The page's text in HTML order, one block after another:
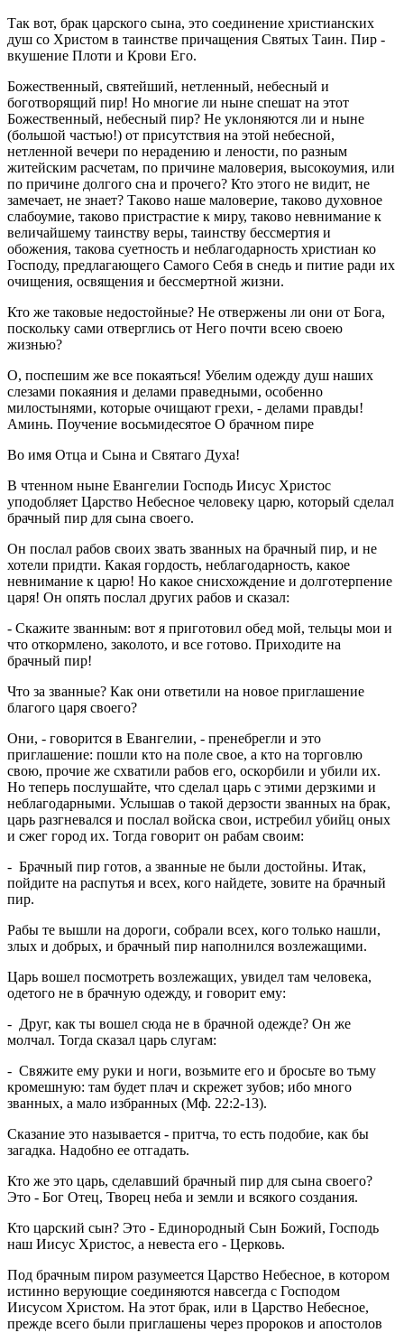
Так вот, брак царского сына, это соединение христианских
душ со Христом в таинстве причащения Святых Таин. Пир -
вкушение Плоти и Крови Его.
Божественный, святейший, нетленный, небесный и
боготворящий пир! Но многие ли ныне спешат на этот
Божественный, небесный пир? Не уклоняются ли и ныне
(большой частью!) от присутствия на этой небесной,
нетленной вечери по нерадению и лености, по разным
житейским расчетам, по причине маловерия, высокоумия, или
по причине долгого сна и прочего? Кто этого не видит, не
замечает, не знает? Таково наше маловерие, таково духовное
слабоумие, таково пристрастие к миру, таково невнимание к
величайшему таинству веры, таинству бессмертия и
обожения, такова суетность и неблагодарность христиан ко
Господу, предлагающего Самого Себя в снедь и питие ради их
очищения, освящения и бессмертной жизни.
Кто же таковые недостойные? Не отвержены ли они от Бога,
поскольку сами отверглись от Него почти всею своею
жизнью?
О, поспешим же все покаяться! Убелим одежду душ наших
слезами покаяния и делами праведными, особенно
милостынями, которые очищают грехи, - делами правды!
Аминь. Поучение восьмидесятое О брачном пире
Во имя Отца и Сына и Святаго Духа!
В чтенном ныне Евангелии Господь Иисус Христос
уподобляет Царство Небесное человеку царю, который сделал
брачный пир для сына своего.
Он послал рабов своих звать званных на брачный пир, и не
хотели придти. Какая гордость, неблагодарность, какое
невнимание к царю! Но какое снисхождение и долготерпение
царя! Он опять послал других рабов и сказал:
- Скажите званным: вот я приготовил обед мой, тельцы мои и
что откормлено, заколото, и все готово. Приходите на
брачный пир!
Что за званные? Как они ответили на новое приглашение
благого царя своего?
Они, - говорится в Евангелии, - пренебрегли и это
приглашение: пошли кто на поле свое, а кто на торговлю
свою, прочие же схватили рабов его, оскорбили и убили их.
Но теперь послушайте, что сделал царь с этими дерзкими и
неблагодарными. Услышав о такой дерзости званных на брак,
царь разгневался и послал войска свои, истребил убийц оных
и сжег город их. Тогда говорит он рабам своим:
- Брачный пир готов, а званные не были достойны. Итак,
пойдите на распутья и всех, кого найдете, зовите на брачный
пир.
Рабы те вышли на дороги, собрали всех, кого только нашли,
злых и добрых, и брачный пир наполнился возлежащими.
Царь вошел посмотреть возлежащих, увидел там человека,
одетого не в брачную одежду, и говорит ему:
- Друг, как ты вошел сюда не в брачной одежде? Он же
молчал. Тогда сказал царь слугам:
- Свяжите ему руки и ноги, возьмите его и бросьте во тьму
кромешную: там будет плач и скрежет зубов; ибо много
званных, а мало избранных (Мф. 22:2-13).
Сказание это называется - притча, то есть подобие, как бы
загадка. Надобно ее отгадать.
Кто же это царь, сделавший брачный пир для сына своего?
Это - Бог Отец, Творец неба и земли и всякого создания.
Кто царский сын? Это - Единородный Сын Божий, Господь
наш Иисус Христос, а невеста его - Церковь.
Под брачным пиром разумеется Царство Небесное, в котором
истинно верующие соединяются навсегда с Господом
Иисусом Христом. На этот брак, или в Царство Небесное,
прежде всего были приглашены через пророков и апостолов